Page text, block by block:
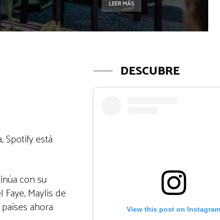
LEER MÁS
Spotify está
con su
Maylis de
ahora
DESCUBRE
View this post on